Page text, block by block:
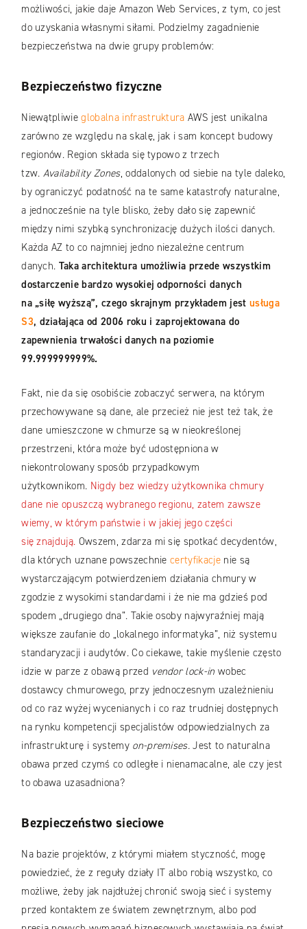
możliwości, jakie daje Amazon Web Services, z tym, co jest
do uzyskania własnymi siłami. Podzielmy zagadnienie
bezpieczeństwa na dwie grupy problemów:
Bezpieczeństwo fizyczne
Niewątpliwieglobalna infrastruktura AWS jest unikalna
zarówno ze względu na skalę, jak i sam koncept budowy
regionów. Region składa się typowo z trzech
tzw. Availability Zones, oddalonych od siebie na tyle daleko,
by ograniczyć podatność na te same katastrofy naturalne,
a jednocześnie na tyle blisko, żeby dało się zapewnić
między nimi szybką synchronizację dużych ilości danych.
Każda AZ to co najmniej jedno niezależne centrum
danych. Taka architektura umożliwia przede wszystkim
dostarczenie bardzo wysokiej odporności danych
na „siłę wyższą”, czego skrajnym przykładem jest usługa
S3, działająca od 2006 roku i zaprojektowana do
zapewnienia trwałości danych na poziomie
99.999999999%.
Fakt, nie da się osobiście zobaczyć serwera, na którym
przechowywane są dane, ale przecież nie jest też tak, że
dane umieszczone w chmurze są w nieokreślonej
przestrzeni, która może być udostępniona w
niekontrolowany sposób przypadkowym
użytkownikom. Nigdy bez wiedzy użytkownika chmury
dane nie opuszczą wybranego regionu, zatem zawsze
wiemy, w którym państwie i w jakiej jego części
się znajdują. Owszem, zdarza mi się spotkać decydentów,
dla których uznane powszechniecertyfikacjenie są
wystarczającym potwierdzeniem działania chmury w
zgodzie z wysokimi standardami i że nie ma gdzieś pod
spodem „drugiego dna”. Takie osoby najwyraźniej mają
większe zaufanie do „lokalnego informatyka”, niż systemu
standaryzacji i audytów. Co ciekawe, takie myślenie często
idzie w parze z obawą przed vendor lock-in wobec
dostawcy chmurowego, przy jednoczesnym uzależnieniu
od co raz wyżej wycenianych i co raz trudniej dostępnych
na rynku kompetencji specjalistów odpowiedzialnych za
infrastrukturę i systemy on-premises. Jest to naturalna
obawa przed czymś co odległe i nienamacalne, ale czy jest
to obawa uzasadniona?
Bezpieczeństwo sieciowe
Na bazie projektów, z którymi miałem styczność, mogę
powiedzieć, że z reguły działy IT albo robią wszystko, co
możliwe, żeby jak najdłużej chronić swoją sieć i systemy
przed kontaktem ze światem zewnętrznym, albo pod